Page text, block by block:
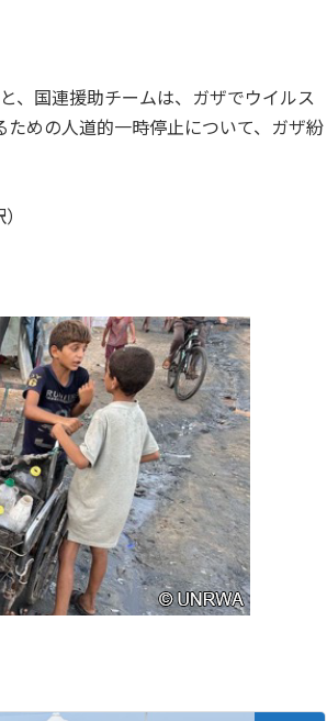
、国連援助チームは、ガザでウイルス
めの人道的一時停止について、ガザ紛